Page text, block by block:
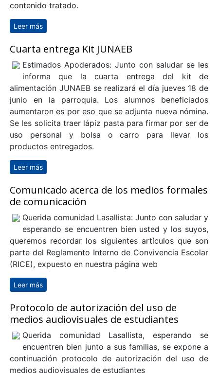
contenido tratado.
Leer más
Cuarta entrega Kit JUNAEB
Estimados Apoderados: Junto con saludar se les
informa que la cuarta entrega del kit de
alimentación JUNAEB se realizará el día jueves 18 de
junio en la parroquia. Los alumnos beneficiados
aumentaron es por eso que se adjunta nueva nómina.
Se les solicita traer lápiz pasta para firmar por ser de
uso personal y bolsa o carro para llevar los
productos entregados.
Leer más
Comunicado acerca de los medios formales
de comunicación
Querida comunidad Lasallista: Junto con saludar y
esperando se encuentren bien usted y los suyos,
queremos recordar los siguientes artículos que son
parte del Reglamento Interno de Convivencia Escolar
(RICE), expuesto en nuestra página web
Leer más
Protocolo de autorización del uso de
medios audiovisuales de estudiantes
Querida comunidad Lasallista, esperando se
encuentren bien junto a sus familias, se expone a
continuación protocolo de autorización del uso de
medios audiovisuales de estudiantes